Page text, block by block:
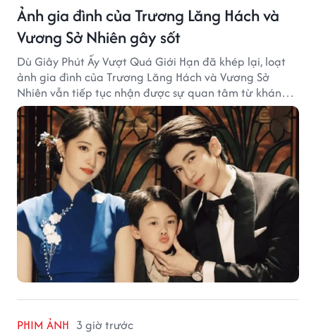
Ảnh gia đình của Trương Lăng Hách và
Vương Sở Nhiên gây sốt
Dù Giây Phút Ấy Vượt Quá Giới Hạn đã khép lại, loạt
ảnh gia đình của Trương Lăng Hách và Vương Sở
Nhiên vẫn tiếp tục nhận được sự quan tâm từ khán
giả.
PHIM ẢNH 3 giờ trước